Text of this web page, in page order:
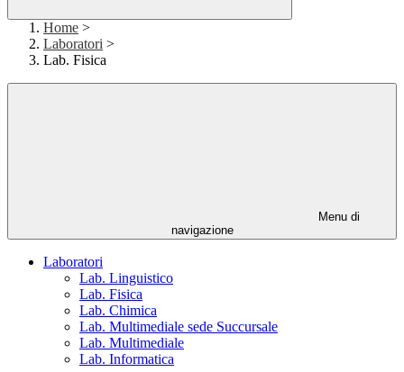
Home >
Laboratori >
Lab. Fisica
Menu di
navigazione
Laboratori
Lab. Linguistico
Lab. Fisica
Lab. Chimica
Lab. Multimediale sede Succursale
Lab. Multimediale
Lab. Informatica